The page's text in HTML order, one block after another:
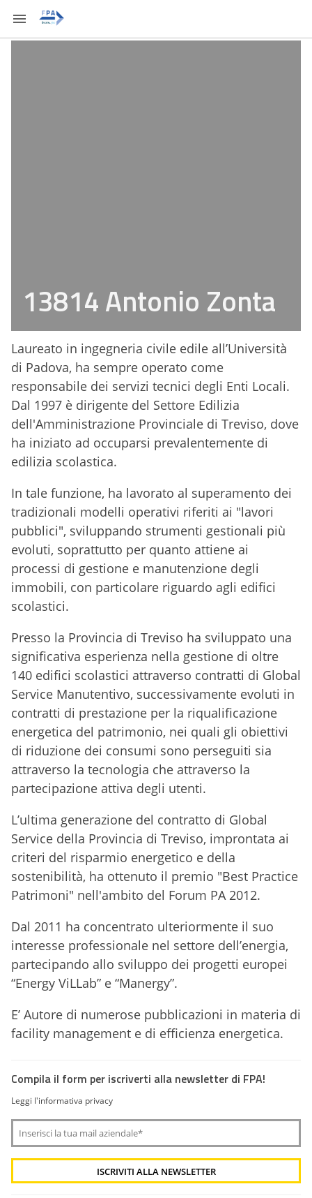
13814 Antonio Zonta
Laureato in ingegneria civile edile all’Università
di Padova, ha sempre operato come
responsabile dei servizi tecnici degli Enti Locali.
Dal 1997 è dirigente del Settore Edilizia
dell'Amministrazione Provinciale di Treviso, dove
ha iniziato ad occuparsi prevalentemente di
edilizia scolastica.
In tale funzione, ha lavorato al superamento dei
tradizionali modelli operativi riferiti ai "lavori
pubblici", sviluppando strumenti gestionali più
evoluti, soprattutto per quanto attiene ai
processi di gestione e manutenzione degli
immobili, con particolare riguardo agli edifici
scolastici.
Presso la Provincia di Treviso ha sviluppato una
significativa esperienza nella gestione di oltre
140 edifici scolastici attraverso contratti di Global
Service Manutentivo, successivamente evoluti in
contratti di prestazione per la riqualificazione
energetica del patrimonio, nei quali gli obiettivi
di riduzione dei consumi sono perseguiti sia
attraverso la tecnologia che attraverso la
partecipazione attiva degli utenti.
L’ultima generazione del contratto di Global
Service della Provincia di Treviso, improntata ai
criteri del risparmio energetico e della
sostenibilità, ha ottenuto il premio "Best Practice
Patrimoni" nell'ambito del Forum PA 2012.
Dal 2011 ha concentrato ulteriormente il suo
interesse professionale nel settore dell’energia,
partecipando allo sviluppo dei progetti europei
“Energy ViLLab” e “Manergy”.
E’ Autore di numerose pubblicazioni in materia di
facility management e di efficienza energetica.
Compila il form per iscriverti alla newsletter di FPA!
Leggi l'informativa privacy